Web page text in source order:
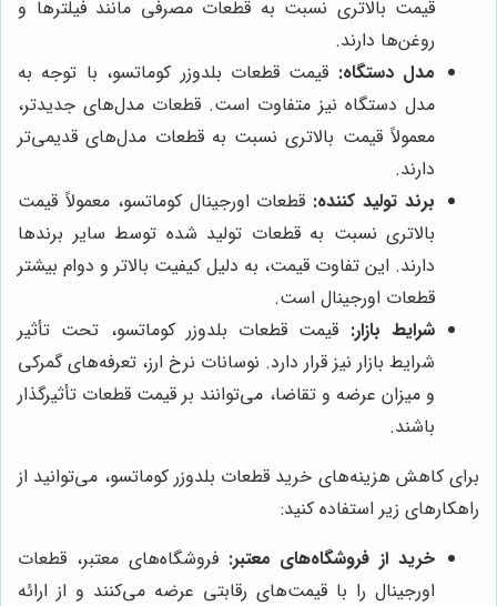
قیمت بالاتری نسبت به قطعات مصرفی مانند فیلترها و
روغن‌ها دارند.
مدل دستگاه: قیمت قطعات بلدوزر کوماتسو، با توجه به
مدل دستگاه نیز متفاوت است. قطعات مدل‌های جدیدتر،
معمولاً قیمت بالاتری نسبت به قطعات مدل‌های قدیمی‌تر
دارند.
برند تولید کننده: قطعات اورجینال کوماتسو، معمولاً قیمت
بالاتری نسبت به قطعات تولید شده توسط سایر برندها
دارند. این تفاوت قیمت، به دلیل کیفیت بالاتر و دوام بیشتر
قطعات اورجینال است.
شرایط بازار: قیمت قطعات بلدوزر کوماتسو، تحت تأثیر
شرایط بازار نیز قرار دارد. نوسانات نرخ ارز، تعرفه‌های گمرکی
و میزان عرضه و تقاضا، می‌توانند بر قیمت قطعات تأثیرگذار
باشند.
برای کاهش هزینه‌های خرید قطعات بلدوزر کوماتسو، می‌توانید از
راهکارهای زیر استفاده کنید:
خرید از فروشگاه‌های معتبر: فروشگاه‌های معتبر، قطعات
اورجینال را با قیمت‌های رقابتی عرضه می‌کنند و از ارائه